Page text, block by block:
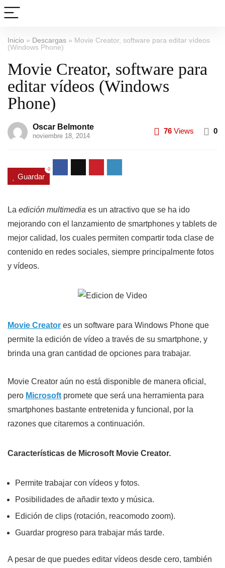
Inicio » Descargas » Movie Creator, software para editar vídeos
(Windows Phone)
Movie Creator, software para
editar vídeos (Windows
Phone)
Oscar Belmonte
noviembre 18, 2014
76 Views 0
Guardar
0
La edición multimedia es un atractivo que se ha ido
mejorando con el lanzamiento de smartphones y tablets de
mejor calidad, los cuales permiten compartir toda clase de
contenido en redes sociales, siempre principalmente fotos
y vídeos.
Movie Creator es un software para Windows Phone que
permite la edición de vídeo a través de su smartphone, y
brinda una gran cantidad de opciones para trabajar.
Movie Creator aún no está disponible de manera oficial,
pero Microsoft promete que será una herramienta para
smartphones bastante entretenida y funcional, por la
razones que citaremos a continuación.
Características de Microsoft Movie Creator.
Permite trabajar con vídeos y fotos.
Posibilidades de añadir texto y música.
Edición de clips (rotación, reacomodo zoom).
Guardar progreso para trabajar más tarde.
A pesar de que puedes editar vídeos desde cero, también